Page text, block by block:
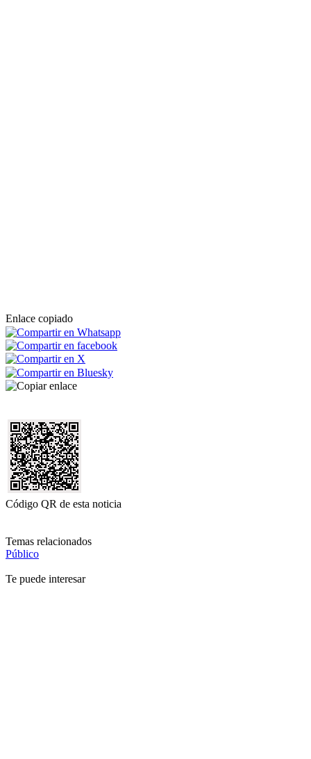
Enlace copiado
Código QR de esta noticia
Temas relacionados
Público
Te puede interesar